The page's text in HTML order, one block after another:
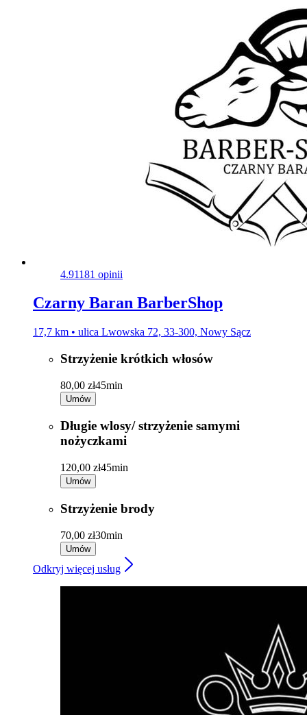
4.91181 opinii
Czarny Baran BarberShop
17,7 km • ulica Lwowska 72, 33-300, Nowy Sącz
Strzyżenie krótkich włosów
80,00 zł45min
Umów
Długie wlosy/ strzyżenie samymi
nożyczkami
120,00 zł45min
Umów
Strzyżenie brody
70,00 zł30min
Umów
Odkryj więcej usług